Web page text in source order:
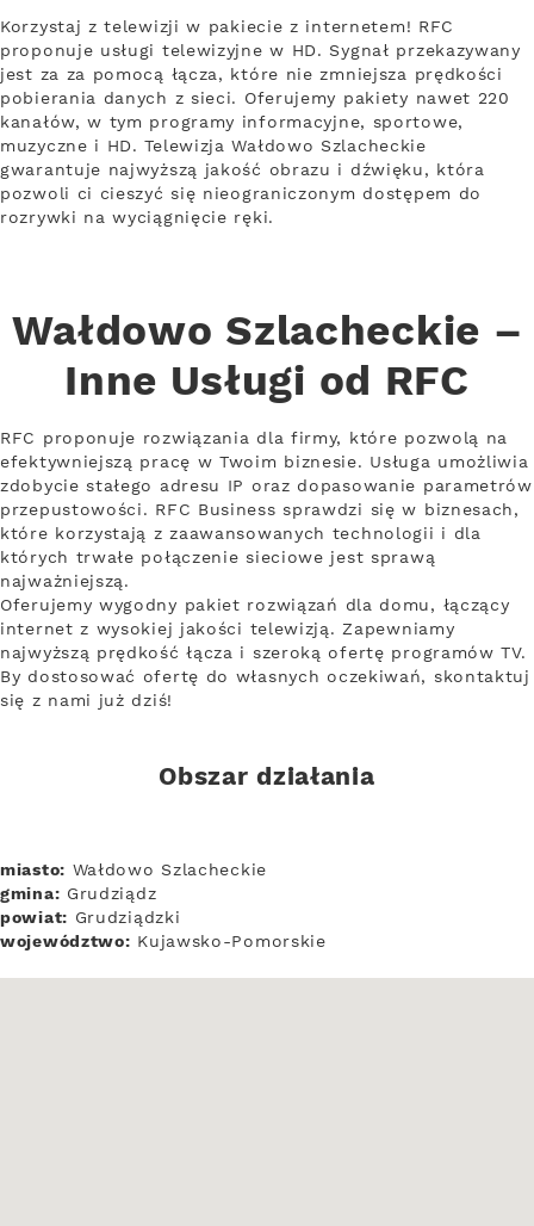
Korzystaj z telewizji w pakiecie z internetem! RFC
proponuje usługi telewizyjne w HD. Sygnał przekazywany
jest za za pomocą łącza, które nie zmniejsza prędkości
pobierania danych z sieci. Oferujemy pakiety nawet 220
kanałów, w tym programy informacyjne, sportowe,
muzyczne i HD. Telewizja Wałdowo Szlacheckie
gwarantuje najwyższą jakość obrazu i dźwięku, która
pozwoli ci cieszyć się nieograniczonym dostępem do
rozrywki na wyciągnięcie ręki.
Wałdowo Szlacheckie –
Inne Usługi od RFC
RFC proponuje rozwiązania dla firmy, które pozwolą na
efektywniejszą pracę w Twoim biznesie. Usługa umożliwia
zdobycie stałego adresu IP oraz dopasowanie parametrów
przepustowości. RFC Business sprawdzi się w biznesach,
które korzystają z zaawansowanych technologii i dla
których trwałe połączenie sieciowe jest sprawą
najważniejszą.
Oferujemy wygodny pakiet rozwiązań dla domu, łączący
internet z wysokiej jakości telewizją. Zapewniamy
najwyższą prędkość łącza i szeroką ofertę programów TV.
By dostosować ofertę do własnych oczekiwań, skontaktuj
się z nami już dziś!
Obszar działania
miasto: Wałdowo Szlacheckie
gmina: Grudziądz
powiat: Grudziądzki
województwo: Kujawsko-Pomorskie